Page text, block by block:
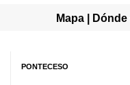
Mapa |
PONTECESO